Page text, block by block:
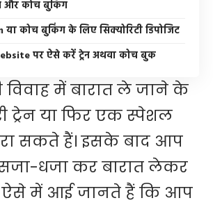
और कोच बुकिंग
या कोच बुकिंग के लिए सिक्योरिटी डिपोजिट
पर ऐसे करें ट्रेन अथवा कोच बुक
विवाह में बारात ले जाने के
ट्रेन या फिर एक स्पेशल
सकते हैं। इसके बाद आप
सजा-धजा कर बारात लेकर
ऐसे में आई जानते हैं कि आप